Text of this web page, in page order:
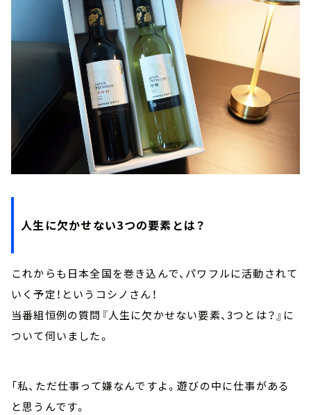
人生に欠かせない3つの要素とは？
これからも日本全国を巻き込んで、パワフルに活動されて
いく予定！というコシノさん！
当番組恒例の質問『人生に欠かせない要素、3つとは？』に
ついて伺いました。
「私、ただ仕事って嫌なんですよ。遊びの中に仕事がある
と思うんです。